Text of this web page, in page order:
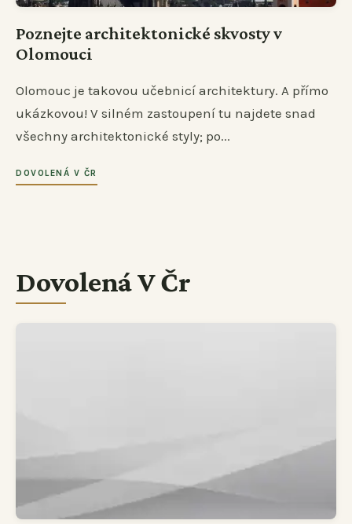
Poznejte architektonické skvosty v
Olomouci
Olomouc je takovou učebnicí architektury. A přímo
ukázkovou! V silném zastoupení tu najdete snad
všechny architektonické styly; po...
DOVOLENÁ V ČR
Dovolená V Čr